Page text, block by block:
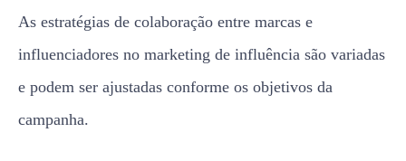
As estratégias de colaboração entre marcas e
influenciadores no marketing de influência são variadas
e podem ser ajustadas conforme os objetivos da
campanha.